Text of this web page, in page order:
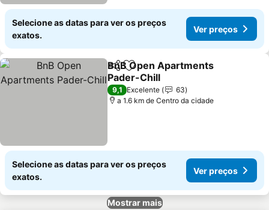
Selecione as datas para ver os preços
exatos.
Ver preços
PartilharAdicionar aos favoritos
BnB Open Apartments
Pader-Chill
9,1 Excelente
63
a 1.6 km de Centro da cidade
Selecione as datas para ver os preços
exatos.
Ver preços
Mostrar mais